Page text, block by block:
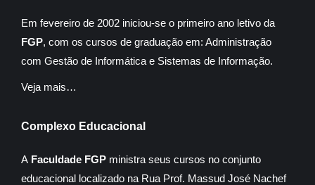
Em fevereiro de 2002 iniciou-se o primeiro ano letivo da
FGP, com os cursos de graduação em: Administração
com Gestão de Informática e Sistemas de Informação.
Veja mais…
Complexo Educacional
A Faculdade FGP ministra seus cursos no conjunto
educacional localizado na Rua Prof. Massud José Nachef